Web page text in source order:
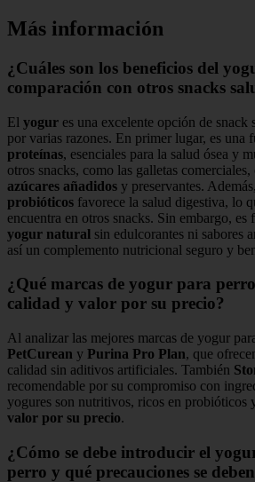
Más información
¿Cuáles son los beneficios del
comparación con otros snacks
El yogur es una excelente opción de snack
por varias razones. En primer lugar, es una
proteínas, esenciales para la salud ósea y
otros snacks, como las galletas
azúcares añadidos y preservantes.
probióticos favorece la salud digestiva, lo
encuentra en otros snacks. Sin embargo, es
yogur natural sin edulcorantes ni sabores
así un complemento nutricional seguro y
¿Qué marcas de yogur para
calidad y valor por su precio?
Al analizar las mejores marcas de yogur
PetCurean y Purina Pro Plan, que
calidad sin aditivos artificiales. También
recomendable por su compromiso con
yogures son nutritivos, ricos en probióticos
valor por su precio.
¿Cómo se debe introducir el
perro y qué precauciones se